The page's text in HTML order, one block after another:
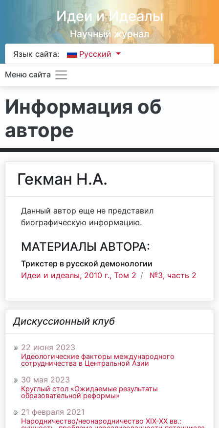
Идеи и Идеалы
Научный журнал
Язык сайта: Русский
Меню сайта
Информация об
авторе
Гекман Н.А.
Данный автор еще не представил
биографическую информацию.
МАТЕРИАЛЫ АВТОРА:
Трикстер в русской демонологии
Идеи и идеалы, 2010 г., Том 2
№3, часть 2
Дискуссионный клуб
22 июня 2023
Идеологические факторы международного
сотрудничества в Центральной Азии
30 мая 2023
Круглый стол «Ожидаемые результаты
образовательной реформы»
21 февраля 2021
Народничество/неонародничество ХIХ-ХХ вв.: